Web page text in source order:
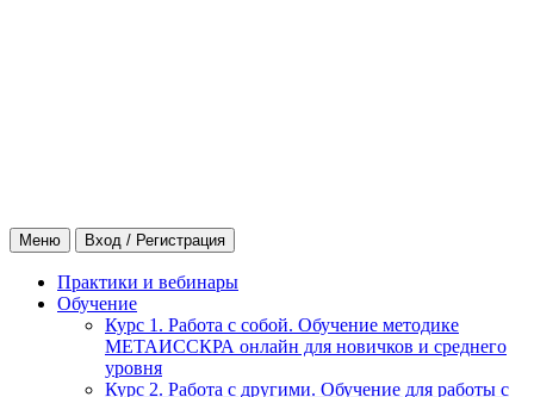
Меню Вход / Регистрация
Практики и вебинары
Обучение
Курс 1. Работа с собой. Обучение методике
МЕТАИССКРА онлайн для новичков и среднего
уровня
Курс 2. Работа с другими. Обучение для работы с